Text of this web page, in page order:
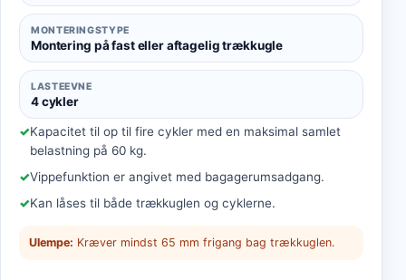
MONTERINGSTYPE
Montering på fast eller aftagelig trækkugle
LASTEEVNE
4 cykler
Kapacitet til op til fire cykler med en maksimal samlet
belastning på 60 kg.
Vippefunktion er angivet med bagagerumsadgang.
Kan låses til både trækkuglen og cyklerne.
Ulempe: Kræver mindst 65 mm frigang bag trækkuglen.